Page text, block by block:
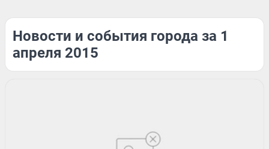
Новости и события города за 1
апреля 2015